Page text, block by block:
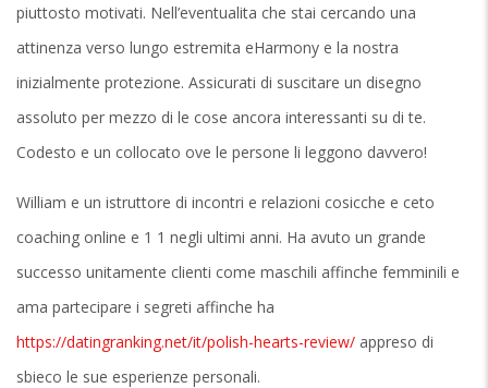
piuttosto motivati. Nell’eventualita che stai cercando una
attinenza verso lungo estremita eHarmony e la nostra
inizialmente protezione. Assicurati di suscitare un disegno
assoluto per mezzo di le cose ancora interessanti su di te.
Codesto e un collocato ove le persone li leggono davvero!
William e un istruttore di incontri e relazioni cosicche e ceto
coaching online e 1 1 negli ultimi anni. Ha avuto un grande
successo unitamente clienti come maschili affinche femminili e
ama partecipare i segreti affinche ha
https://datingranking.net/it/polish-hearts-review/ appreso di
sbieco le sue esperienze personali.